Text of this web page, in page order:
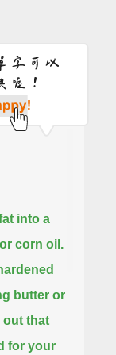
into a
corn oil.
butter or
out that
for your